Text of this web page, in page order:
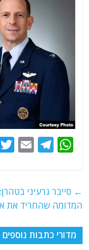
W
s
A
p
p
T
g
ra
m
E
l ← סייבר גרעיני
המדומה שהחריד את
מדורי כתבות נוספים